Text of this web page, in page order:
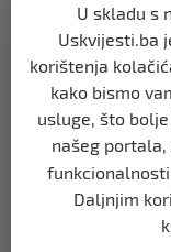
prije 3
BIH
U skladu s
Uskvijesti.ba
korištenja
kako bismo
usluge, što
našeg
Daljnjim